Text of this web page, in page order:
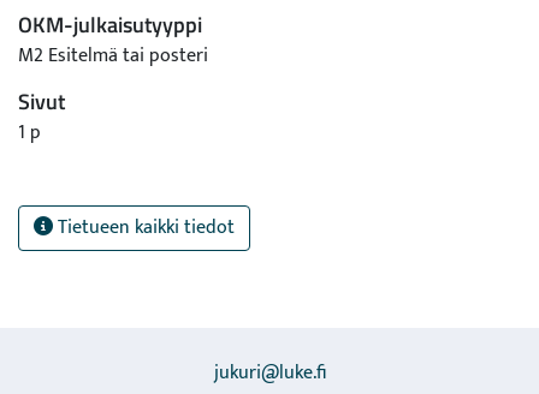
OKM-julkaisutyyppi
M2 Esitelmä tai posteri
Sivut
1 p
Tietueen kaikki tiedot
jukuri@luke.fi